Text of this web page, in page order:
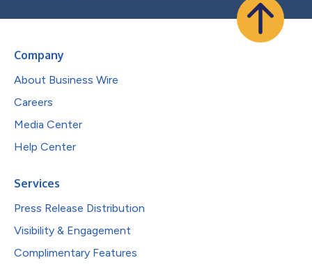
Company
About Business Wire
Careers
Media Center
Help Center
Services
Press Release Distribution
Visibility & Engagement
Complimentary Features